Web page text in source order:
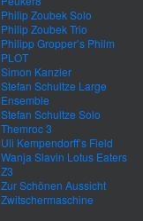
Philip Zoubek Solo
Philip Zoubek Trio
Philipp Gropper’s Philm
PLOT
Simon Kanzler
Stefan Schultze Large
Ensemble
Stefan Schultze Solo
Themroc 3
Uli Kempendorff’s Field
Wanja Slavin Lotus Eaters
Z3
Zur Schönen Aussicht
Zwitschermaschine